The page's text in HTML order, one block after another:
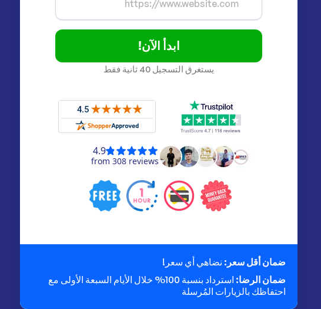
ابدأ الآن!
يستغرق التسجيل 40 ثانية فقط
ضمان أقل سعر: نضاهي أي سعر!
ضمان الرضا:
استرداد بنسبة 100% خلال الأيام السبعة الأولى مع
احتفاظك بالزيارات المُرسلة